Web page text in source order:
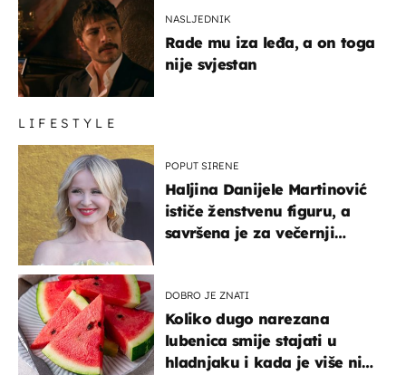
NASLJEDNIK
Rade mu iza leđa, a on toga
nije svjestan
LIFESTYLE
POPUT SIRENE
Haljina Danijele Martinović
ističe ženstvenu figuru, a
savršena je za večernji
DOBRO JE ZNATI
Koliko dugo narezana
lubenica smije stajati u
hladnjaku i kada je više nije